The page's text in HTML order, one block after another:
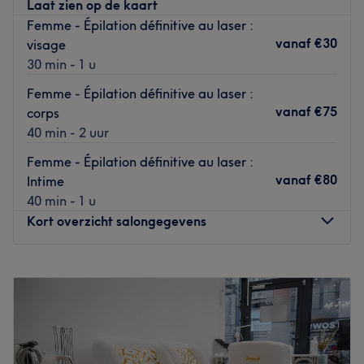
NB : Les règlements sur place devront être effectués en
espèces uniquement. Dans cet institut, les soins sont
réservés aux femmes.
Go to venue
Laat zien op de kaart
Femme - Épilation définitive au laser :
visage
30 min - 1 u
vanaf €30
Femme - Épilation définitive au laser :
corps
40 min - 2 uur
vanaf €75
Femme - Épilation définitive au laser :
Intime
40 min - 1 u
vanaf €80
Kort overzicht salongegevens
10:00–19:00
10:00
19:00
Donderdag
10:00–19:00
Vrijdag
10:00–19:00